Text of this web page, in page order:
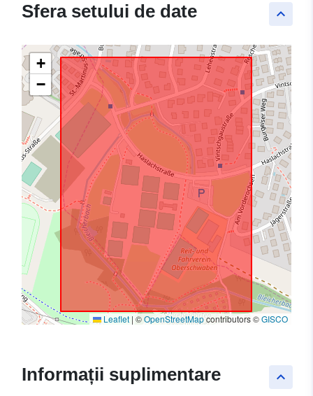
keyboard_arrow_up
Sfera setului de date
+
−
Leaflet | ©OpenStreetMapcontributors ©GISCO
keyboard_arrow_up
Informații suplimentare